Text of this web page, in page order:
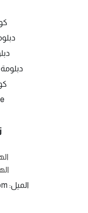
دبلومة
الميل: info@challengeacad.com